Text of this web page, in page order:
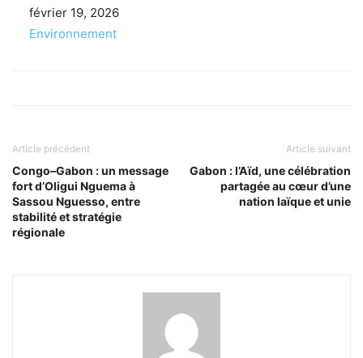
Date
février 19, 2026
Par rapport à
Environnement
Article précédent
Congo–Gabon : un message
fort d’Oligui Nguema à
Sassou Nguesso, entre
stabilité et stratégie
régionale
Article suivant
Gabon : l’Aïd, une célébration
partagée au cœur d’une
nation laïque et unie